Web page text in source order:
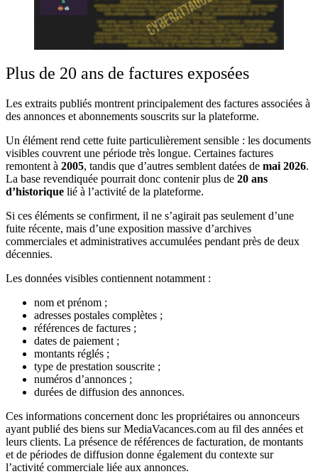
Plus de 20 ans de factures exposées
Les extraits publiés montrent principalement des factures associées à
des annonces et abonnements souscrits sur la plateforme.
Un élément rend cette fuite particulièrement sensible : les documents
visibles couvrent une période très longue. Certaines factures
remontent à 2005, tandis que d’autres semblent datées de mai 2026.
La base revendiquée pourrait donc contenir plus de 20 ans
d’historique lié à l’activité de la plateforme.
Si ces éléments se confirment, il ne s’agirait pas seulement d’une
fuite récente, mais d’une exposition massive d’archives
commerciales et administratives accumulées pendant près de deux
décennies.
Les données visibles contiennent notamment :
nom et prénom ;
adresses postales complètes ;
références de factures ;
dates de paiement ;
montants réglés ;
type de prestation souscrite ;
numéros d’annonces ;
durées de diffusion des annonces.
Ces informations concernent donc les propriétaires ou annonceurs
ayant publié des biens sur MediaVacances.com au fil des années et
leurs clients. La présence de références de facturation, de montants
et de périodes de diffusion donne également du contexte sur
l’activité commerciale liée aux annonces.